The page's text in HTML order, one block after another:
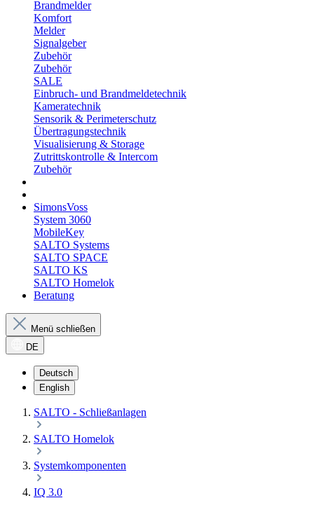
Brandmelder
Komfort
Melder
Signalgeber
Zubehör
Zubehör
SALE
Einbruch- und Brandmeldetechnik
Kameratechnik
Sensorik & Perimeterschutz
Übertragungstechnik
Visualisierung & Storage
Zutrittskontrolle & Intercom
Zubehör
SimonsVoss
System 3060
MobileKey
SALTO Systems
SALTO SPACE
SALTO KS
SALTO Homelok
Beratung
Menü schließen
DE
Deutsch
English
SALTO - Schließanlagen
SALTO Homelok
Systemkomponenten
IQ 3.0